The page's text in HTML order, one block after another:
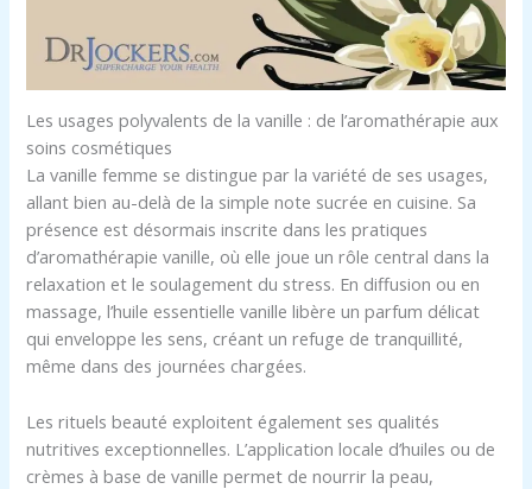
Les usages polyvalents de la vanille : de l’aromathérapie aux
soins cosmétiques
La vanille femme se distingue par la variété de ses usages,
allant bien au-delà de la simple note sucrée en cuisine. Sa
présence est désormais inscrite dans les pratiques
d’aromathérapie vanille, où elle joue un rôle central dans la
relaxation et le soulagement du stress. En diffusion ou en
massage, l’huile essentielle vanille libère un parfum délicat
qui enveloppe les sens, créant un refuge de tranquillité,
même dans des journées chargées.
Les rituels beauté exploitent également ses qualités
nutritives exceptionnelles. L’application locale d’huiles ou de
crèmes à base de vanille permet de nourrir la peau,